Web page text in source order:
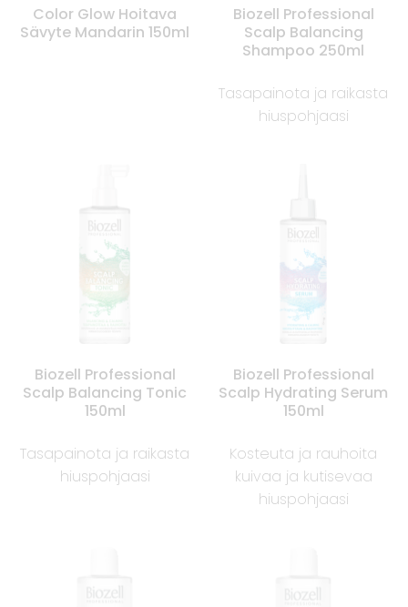
Color Glow Hoitava
Sävyte Mandarin 150ml
Biozell Professional
Scalp Balancing
Shampoo 250ml
Tasapainota ja raikasta
hiuspohjaasi
Biozell Professional
Scalp Balancing Tonic
150ml
Tasapainota ja raikasta
hiuspohjaasi
Biozell Professional
Scalp Hydrating Serum
150ml
Kosteuta ja rauhoita
kuivaa ja kutisevaa
hiuspohjaasi